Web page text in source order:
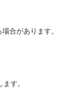
合があります。
す。